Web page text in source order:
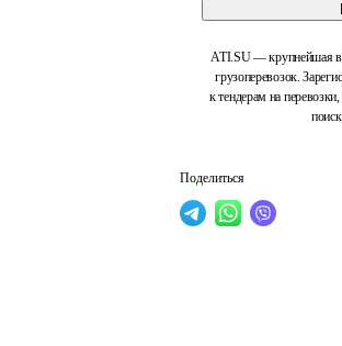
ATI.SU — крупнейшая в
грузоперевозок.
к тендерам на
Поделиться